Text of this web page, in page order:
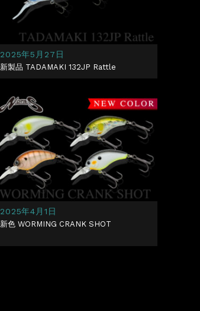
2025年5月27日
新製品 TADAMAKI 132JP Rattle
2025年4月1日
新色 WORMING CRANK SHOT